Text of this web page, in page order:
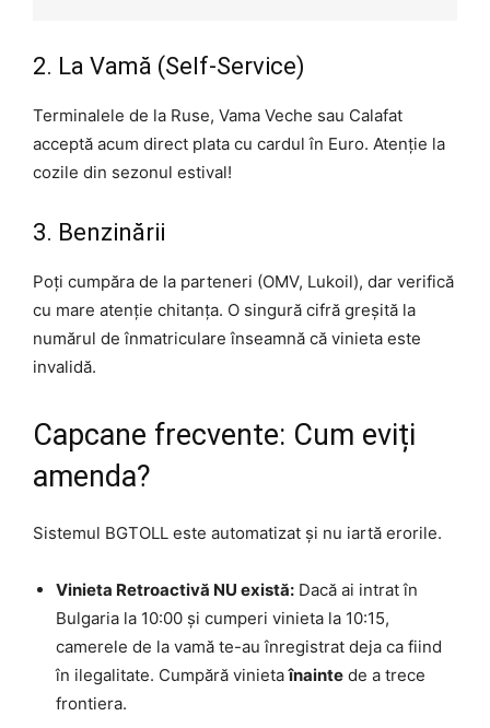
2. La Vamă (Self-Service)
Terminalele de la Ruse, Vama Veche sau Calafat
acceptă acum direct plata cu cardul în Euro. Atenție la
cozile din sezonul estival!
3. Benzinării
Poți cumpăra de la parteneri (OMV, Lukoil), dar verifică
cu mare atenție chitanța. O singură cifră greșită la
numărul de înmatriculare înseamnă că vinieta este
invalidă.
Capcane frecvente: Cum eviți
amenda?
Sistemul BGTOLL este automatizat și nu iartă erorile.
Vinieta Retroactivă NU există: Dacă ai intrat în
Bulgaria la 10:00 și cumperi vinieta la 10:15,
camerele de la vamă te-au înregistrat deja ca fiind
în ilegalitate. Cumpără vinietaînainte de a trece
frontiera.